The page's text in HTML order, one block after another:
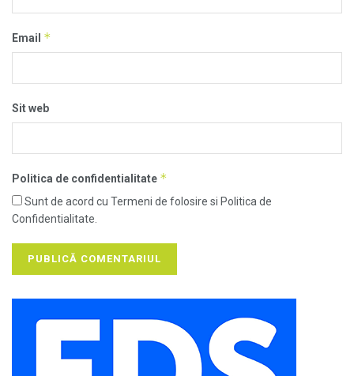
Email *
Sit web
Politica de confidentialitate *
Sunt de acord cu Termeni de folosire si Politica de
Confidentialitate.